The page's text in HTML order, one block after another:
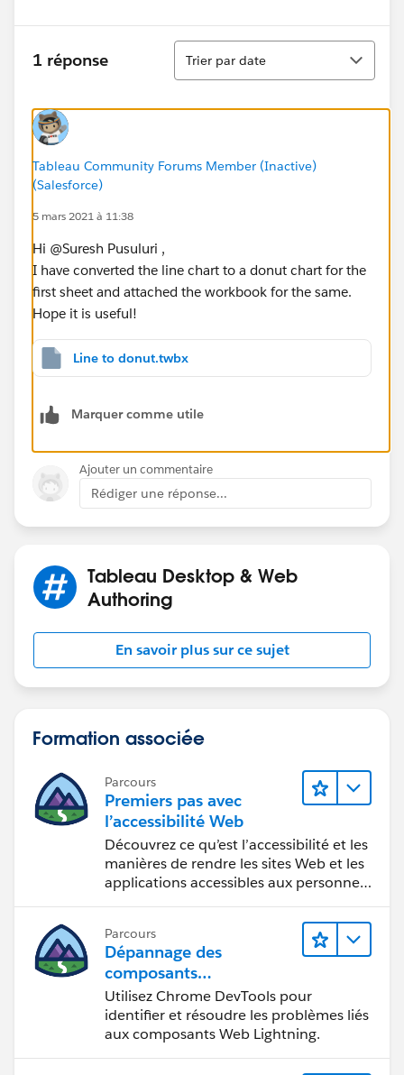
1 réponse
Tri
Trier par date
Tableau Community Forums Member (Inactive)
(Salesforce)
5 mars 2021 à 11:38
Hi @Suresh Pusuluri​ ,
I have converted the line chart to a donut chart for the
first sheet and attached the workbook for the same.
Hope it is useful!
Line to donut.twbx
Marquer comme utile
Ajouter un commentaire
Rédiger une réponse...
Tableau Desktop & Web
Authoring
En savoir plus sur ce sujet
Formation associée
Parcours
Premiers pas avec
l’accessibilité Web
Découvrez ce qu’est l’accessibilité et les
manières de rendre les sites Web et les
applications accessibles aux personnes
Parcours
Dépannage des
composants
Web Lightning
Utilisez Chrome DevTools pour
identifier et résoudre les problèmes liés
aux composants Web Lightning.